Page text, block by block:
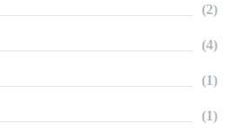
(2)
(4)
(1)
(1)